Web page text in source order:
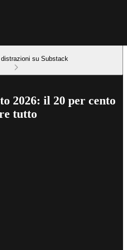
distrazioni su Substack
2026: il 20 per cento
tutto